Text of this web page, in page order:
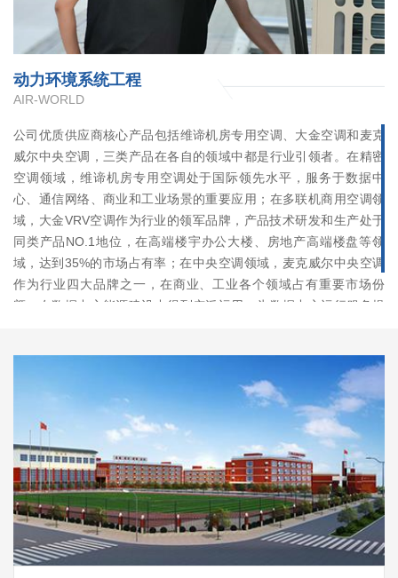
动力环境系统工程
AIR-WORLD
公司优质供应商核心产品包括维谛机房专用空调、大金空调和麦克
威尔中央空调，三类产品在各自的领域中都是行业引领者。在精密
空调领域，维谛机房专用空调处于国际领先水平，服务于数据中
心、通信网络、商业和工业场景的重要应用；在多联机商用空调领
域，大金VRV空调作为行业的领军品牌，产品技术研发和生产处于
同类产品NO.1地位，在高端楼宇办公大楼、房地产高端楼盘等领
域，达到35%的市场占有率；在中央空调领域，麦克威尔中央空调
作为行业四大品牌之一，在商业、工业各个领域占有重要市场份
额，在数据中心能源建设中得到广泛运用，为数据中心运行服务提